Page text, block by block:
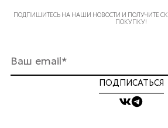
ПОДПИШИТЕСЬ НА НАШИ НОВОСТИ И ПОЛУЧИТЕ
ПОКУПКУ!
ПОДПИСАТЬСЯ